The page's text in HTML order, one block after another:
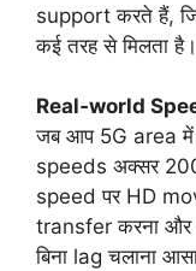
support करते हैं,
कई तरह से मिलता है।
Real‑world
जब आप 5G area में
speeds अक्सर
speed पर HD
transfer करना
बिना lag चलाना